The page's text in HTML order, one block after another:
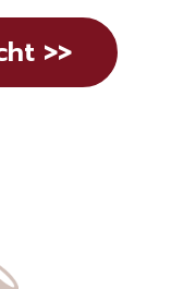
>>